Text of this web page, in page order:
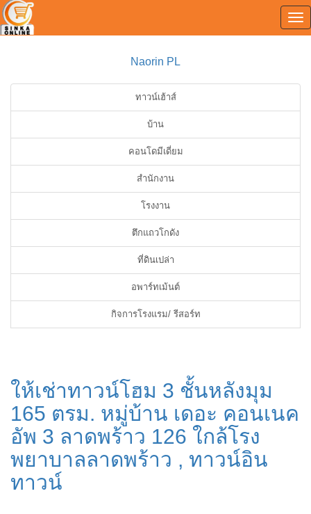
Naorin PL
ทาวน์เฮ้าส์
บ้าน
คอนโดมีเดี่ยม
สำนักงาน
โรงงาน
ตึกแถวโกดัง
ที่ดินเปล่า
อพาร์ทเม้นต์
กิจการโรงแรม/ รีสอร์ท
ให้เช่าทาวน์โฮม 3 ชั้นหลังมุม
165 ตรม. หมู่บ้าน เดอะ คอนเนค
อัพ 3 ลาดพร้าว 126 ใกล้โรง
พยาบาลลาดพร้าว , ทาวน์อิน
ทาวน์